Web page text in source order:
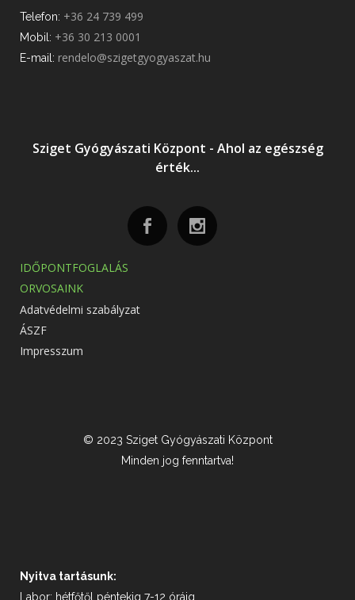
Telefon: +36 24 739 499
Mobil: +36 30 213 0001
E-mail: rendelo@szigetgyogyaszat.hu
Sziget Gyógyászati Központ - Ahol az egészség
érték...
IDŐPONTFOGLALÁS
ORVOSAINK
Adatvédelmi szabályzat
ÁSZF
Impresszum
© 2023 Sziget Gyógyászati Központ
Minden jog fenntartva!
Nyitva tartásunk:
Labor: hétfőtől péntekig 7-12 óráig